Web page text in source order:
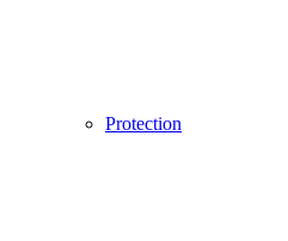
Protection